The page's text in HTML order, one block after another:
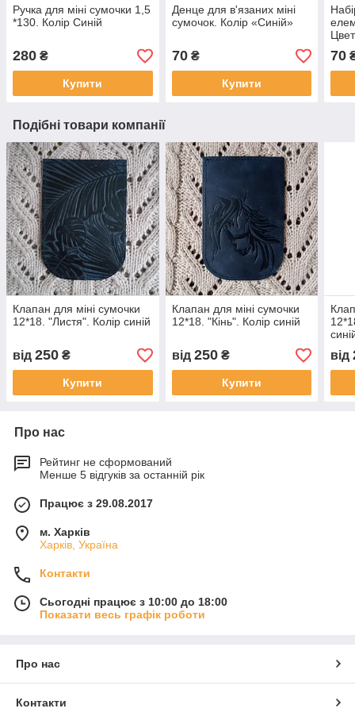
Ручка для міні сумочки 1,5
*130. Колір Синій
280 ₴
Купити
Денце для в'язаних міні
сумочок. Колір «Синій»
70₴
Купити
70
Подібні товари компанії
Клапан для міні сумочки
12*18. "Листя". Колір синій
від 250 ₴
Купити
Клапан для міні сумочки
12*18. "Кiнь". Колір синій
від 250₴
Купити
від
Про нас
Рейтинг не сформований
Менше 5 відгуків за останній рік
Працює з 29.08.2017
м. Харків
Харків, Україна
Контакти
Сьогодні працює з 10:00 до 18:00
Показати весь графік роботи
Про нас
Контакти